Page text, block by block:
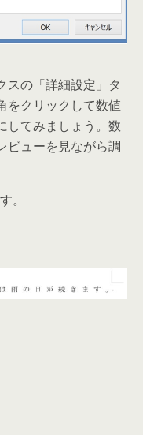
スの「詳細設定」タ
をクリックして数値
してみましょう。数
ビューを見ながら調
。